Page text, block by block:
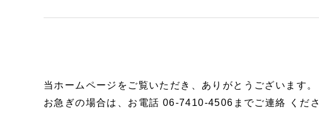
当ホームページをご覧いただき、ありがとうございます。
お急ぎの場合は、お電話 06-7410-4506までご連絡 くださ